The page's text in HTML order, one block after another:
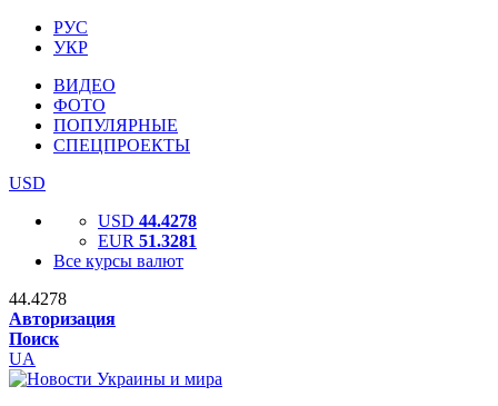
РУС
УКР
ВИДЕО
ФОТО
ПОПУЛЯРНЫЕ
СПЕЦПРОЕКТЫ
USD
USD 44.4278
EUR 51.3281
Все курсы валют
44.4278
Авторизация
Поиск
UA